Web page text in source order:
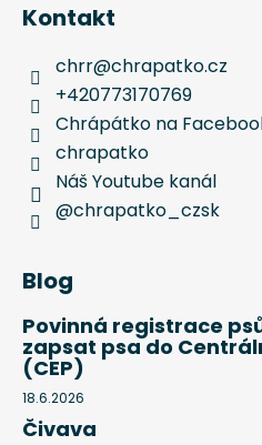
Kontakt
chrr@chrapatko.cz
+420773170769
Chrápátko na
chrapatko
Náš Youtube kanál
@chrapatko_czsk
Blog
Povinná registrace
zapsat psa do
(CEP)
18.6.2026
Čivava